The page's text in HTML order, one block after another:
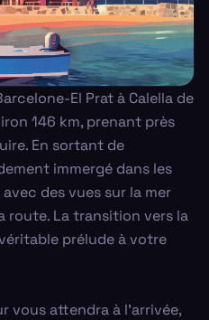
El Prat à Calella de
146 km, prenant près
En sortant de
immergé dans les
des vues sur la mer
route. La transition vers la
prélude à votre
vous attendra à l'arrivée,